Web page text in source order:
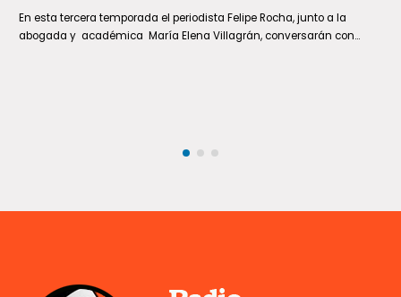
Se inicia programa Por un Chile que Lee para